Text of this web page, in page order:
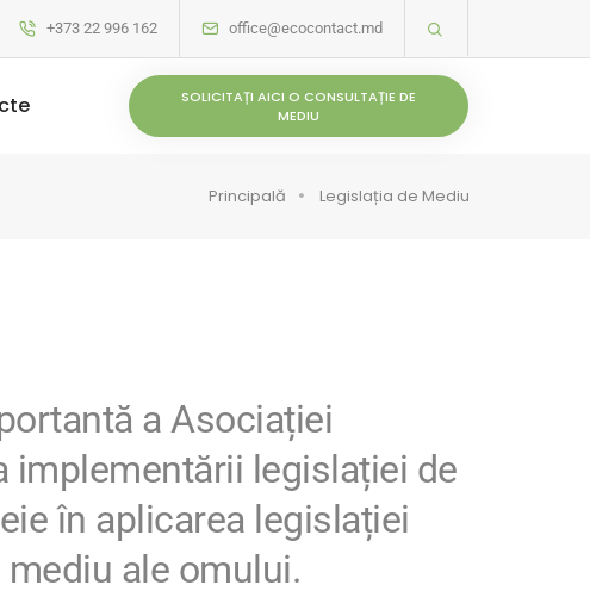
+373 22 996 162 office@ecocontact.md
SOLICITAȚI AICI O CONSULTAȚIE DE
MEDIU
Principală Legislația de Mediu
a Asociației
implementării legislației de
în aplicarea legislației
ale omului.